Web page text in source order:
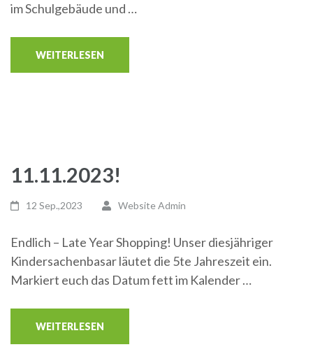
im Schulgebäude und …
WEITERLESEN
11.11.2023!
12 Sep.,2023 Website Admin
Endlich – Late Year Shopping! Unser diesjähriger
Kindersachenbasar läutet die 5te Jahreszeit ein.
Markiert euch das Datum fett im Kalender …
WEITERLESEN